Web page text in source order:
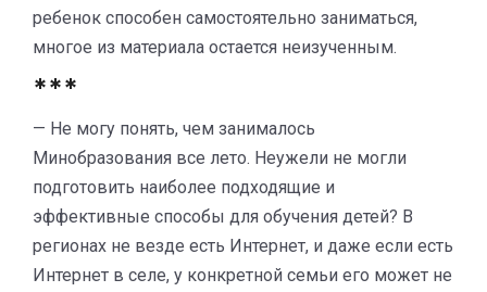
ребенок способен самостоятельно заниматься,
многое из материала остается неизученным.
***
— Не могу понять, чем занималось
Минобразования все лето. Неужели не могли
подготовить наиболее подходящие и
эффективные способы для обучения детей? В
регионах не везде есть Интернет, и даже если есть
Интернет в селе, у конкретной семьи его может не